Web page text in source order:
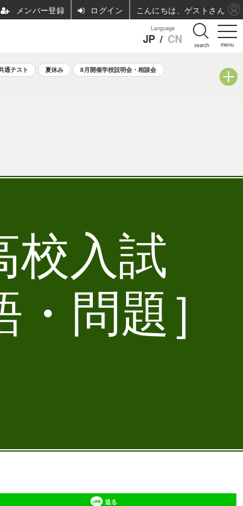
menu
Language
JP / CN search
通テスト 夏休み 8月開催学校説明会・相談会
校入試
問題］
送る
ログイン こんにちは、ゲストさん